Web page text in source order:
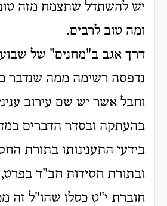
יש להשתדל שתצמח מזה
ומה טוב לרבים.
דרך אגב ב"מחנים" של
נדפסה רשימה ממה שנדבר
וחבל אשר יש שם עירוב
בהעתקה ובסדר הדברים
בידעי התענינותו בתורת
ובתורת חסידות חב"ד בפרט,
חוברת י"ט כסלו שהו"ל זה